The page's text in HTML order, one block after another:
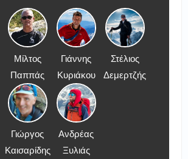
Μίλτος
Παππάς
Γιάννης
Κυριάκου
Στέλιος
Δεμερτζής
Γιώργος
Καισαρίδης
Ανδρέας
Ξυλιάς